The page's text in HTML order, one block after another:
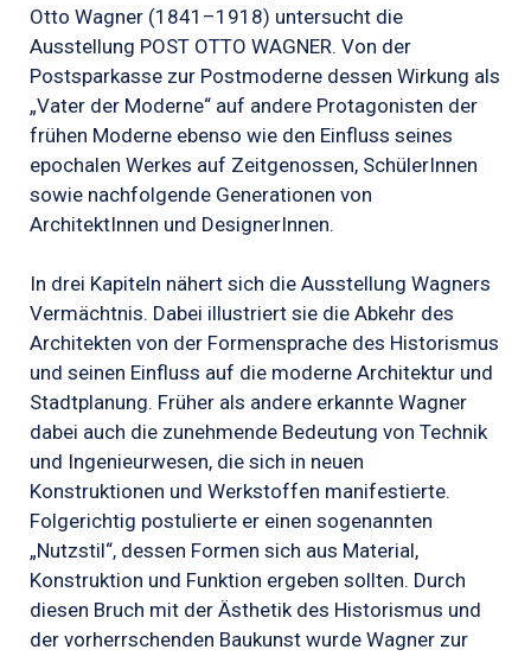
Otto Wagner (1841–1918) untersucht die
Ausstellung POST OTTO WAGNER. Von der
Postsparkasse zur Postmoderne dessen Wirkung als
„Vater der Moderne“ auf andere Protagonisten der
frühen Moderne ebenso wie den Einfluss seines
epochalen Werkes auf Zeitgenossen, SchülerInnen
sowie nachfolgende Generationen von
ArchitektInnen und DesignerInnen.
In drei Kapiteln nähert sich die Ausstellung Wagners
Vermächtnis. Dabei illustriert sie die Abkehr des
Architekten von der Formensprache des Historismus
und seinen Einfluss auf die moderne Architektur und
Stadtplanung. Früher als andere erkannte Wagner
dabei auch die zunehmende Bedeutung von Technik
und Ingenieurwesen, die sich in neuen
Konstruktionen und Werkstoffen manifestierte.
Folgerichtig postulierte er einen sogenannten
„Nutzstil“, dessen Formen sich aus Material,
Konstruktion und Funktion ergeben sollten. Durch
diesen Bruch mit der Ästhetik des Historismus und
der vorherrschenden Baukunst wurde Wagner zur